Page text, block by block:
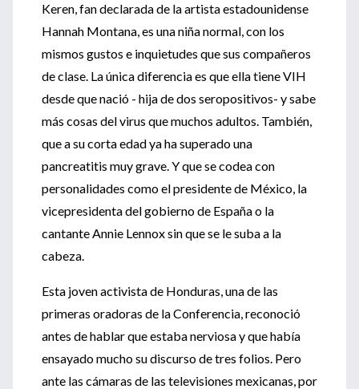
Keren, fan declarada de la artista estadounidense
Hannah Montana, es una niña normal, con los
mismos gustos e inquietudes que sus compañeros
de clase. La única diferencia es que ella tiene VIH
desde que nació - hija de dos seropositivos- y sabe
más cosas del virus que muchos adultos. También,
que a su corta edad ya ha superado una
pancreatitis muy grave. Y que se codea con
personalidades como el presidente de México, la
vicepresidenta del gobierno de España o la
cantante Annie Lennox sin que se le suba a la
cabeza.
Esta joven activista de Honduras, una de las
primeras oradoras de la Conferencia, reconoció
antes de hablar que estaba nerviosa y que había
ensayado mucho su discurso de tres folios. Pero
ante las cámaras de las televisiones mexicanas, por